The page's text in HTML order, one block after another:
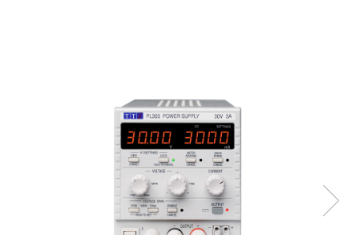
Osciloscoape Peaktech
Osciloscoape ROHDE & SCHWARZ
Osciloscoape TELEDYNE LECROY
Osciloscoape UNI-T